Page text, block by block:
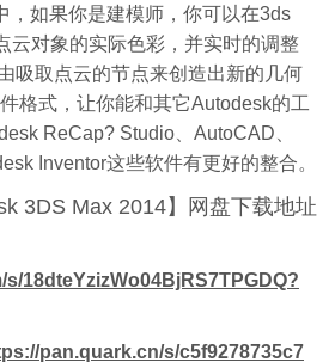
，如果你是建模师，你可以在3ds
云对象的实际色彩，并实时的调整
吸取点云的节点来创造出新的几何
格式，让你能和其它Autodesk的工
ReCap? Studio、AutoCAD、
Inventor这些软件有更好的整合。
3DS Max 2014】网盘下载地址
18dteYzizWo04BjRS7TPGDQ?
pan.quark.cn/s/c5f9278735c7